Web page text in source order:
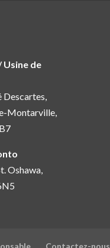
Usine de
Descartes,
Montarville,
Oshawa,
Contactez-nous